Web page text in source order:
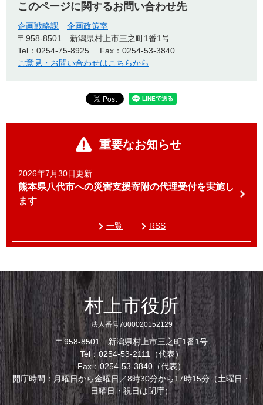
このページに関するお問い合わせ先
企画戦略課
企画政策室
〒958-8501
新潟県村上市三之町1番1号
Tel：0254-75-8925
Fax：0254-53-3840
ご意見・お問い合わせはこちらから
重要なお知らせ
2026年7月30日更新
熊本県八代市への災害支援寄附の代理受付を実施し
ます
一覧 RSS
村上市役所
法人番号7000020152129
〒958-8501 新潟県村上市三之町1番1号
Tel：0254-53-2111（代表）
Fax：0254-53-3840（代表）
開庁時間：月曜日から金曜日／8時30分から17時15分（土曜日・
日曜日・祝日は閉庁）